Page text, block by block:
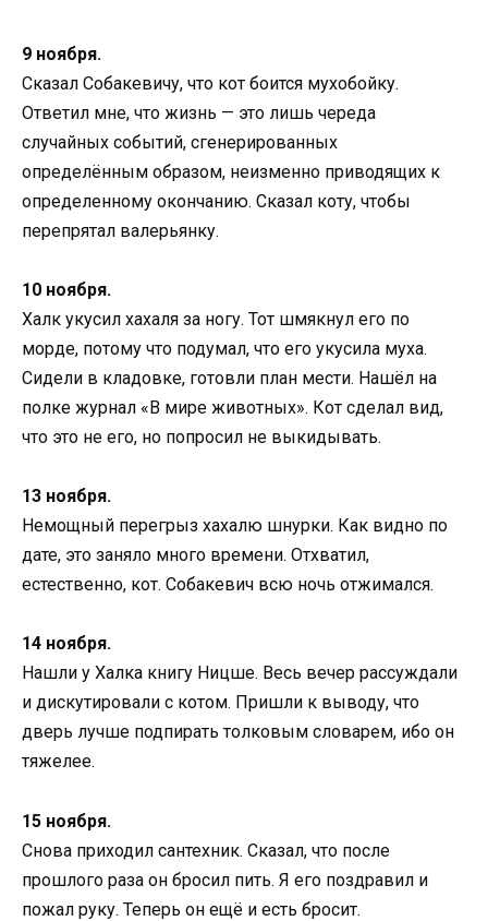
9 ноября.
Сказал Собакевичу, что кот боится мухобойку.
Ответил мне, что жизнь — это лишь череда
случайных событий, сгенерированных
определённым образом, неизменно приводящих к
определенному окончанию. Сказал коту, чтобы
перепрятал валерьянку.
10 ноября.
Халк укусил хахаля за ногу. Тот шмякнул его по
морде, потому что подумал, что его укусила муха.
Сидели в кладовке, готовли план мести. Нашёл на
полке журнал «В мире животных». Кот сделал вид,
что это не его, но попросил не выкидывать.
13 ноября.
Немощный перегрыз хахалю шнурки. Как видно по
дате, это заняло много времени. Отхватил,
естественно, кот. Собакевич всю ночь отжимался.
14 ноября.
Нашли у Халка книгу Ницше. Весь вечер рассуждали
и дискутировали с котом. Пришли к выводу, что
дверь лучше подпирать толковым словарем, ибо он
тяжелее.
15 ноября.
Снова приходил сантехник. Сказал, что после
прошлого раза он бросил пить. Я его поздравил и
пожал руку. Теперь он ещё и есть бросит.